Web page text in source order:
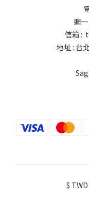
週
信箱 :
地址 : 台
$ TWD